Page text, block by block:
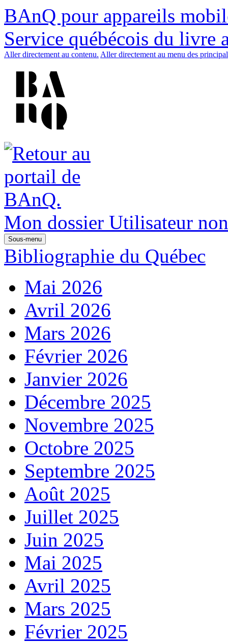
BAnQ pour appareils
Service québécois du livre
Aller directement au contenu. Aller directement au menu des
Mon dossier Utilisateur
Sous-menu
Bibliographie du Québec
Mai 2026
Avril 2026
Mars 2026
Février 2026
Janvier 2026
Décembre 2025
Novembre 2025
Octobre 2025
Septembre 2025
Août 2025
Juillet 2025
Juin 2025
Mai 2025
Avril 2025
Mars 2025
Février 2025